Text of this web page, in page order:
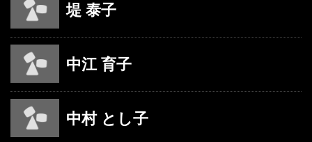
堤 泰子
中江 育子
中村 とし子